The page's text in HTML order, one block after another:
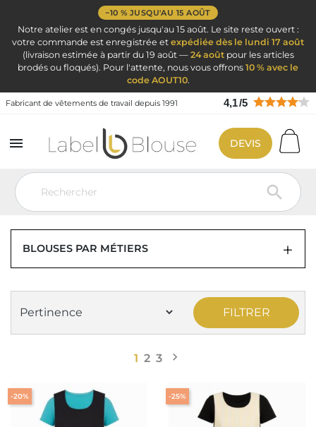
−10 % JUSQU'AU 15 AOÛT
Notre atelier est en congés jusqu'au 15 août. Le site reste ouvert :
votre commande est enregistrée et expédiée dès le lundi 17 août
(livraison estimée à partir du 19 août — 24 aoûtpour les articles
brodés ou floqués). Pour l'attente, nous vous offrons 10 % avec le
code AOUT10.
Fabricant de vêtements de travail depuis 1991 4,1/5


DEVIS
Vêtement de travail Blouse de travail par métier
Tablier chasuble
TABLIER CHASUBLE BLOUSE CHASUBLE
FEMME SANS MANCHES
BLOUSES PAR MÉTIERS
FILTRER
1 2 3 Suivant

-20% -25%